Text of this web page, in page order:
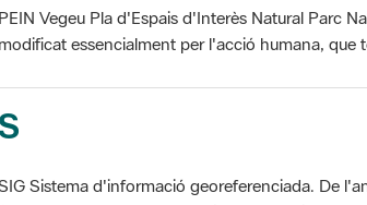
PEIN Vegeu Pla d'Espais d'Interès Natural Parc
modificat essencialment per l'acció humana, que
Sistema d'informació georeferenciada. De